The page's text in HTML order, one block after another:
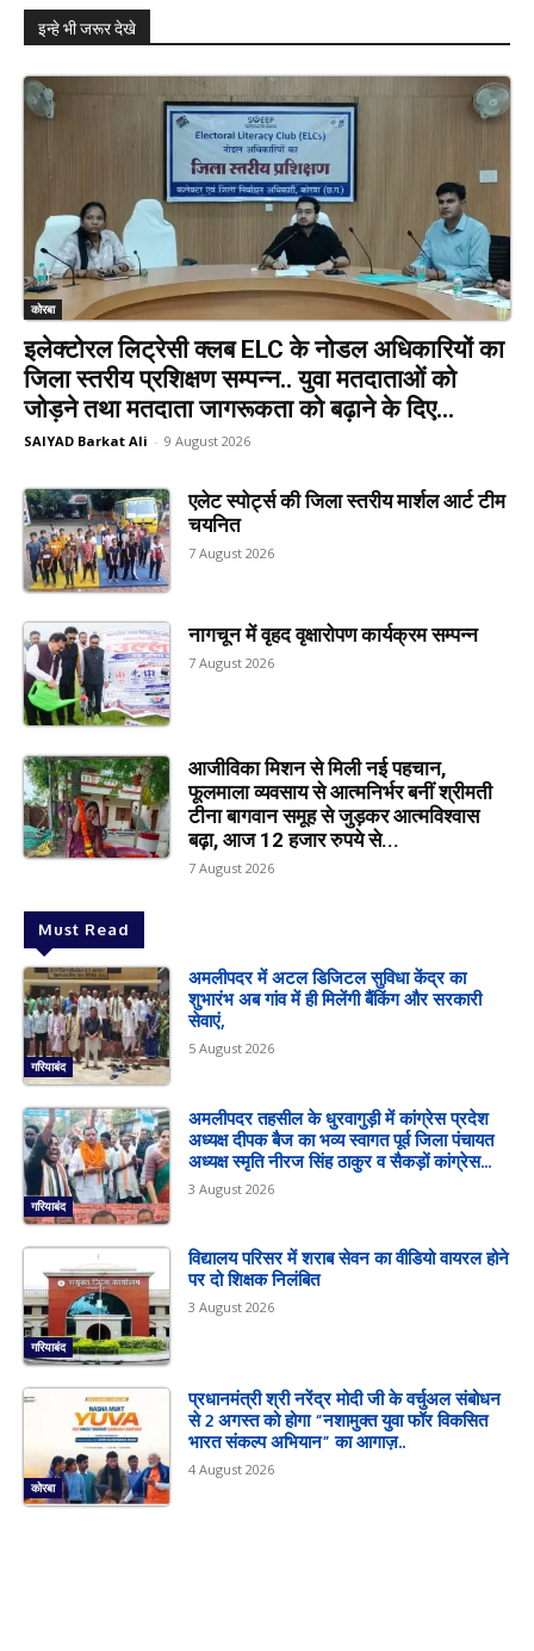
इन्हे भी जरूर देखे
कोरबा
इलेक्टोरल लिट्रेसी क्लब ELC के नोडल अधिकारियों का
जिला स्तरीय प्रशिक्षण सम्पन्न.. युवा मतदाताओं को
जोड़ने तथा मतदाता जागरूकता को बढ़ाने के दिए...
SAIYAD Barkat Ali - 9 August 2026
एलेट स्पोर्ट्स की जिला स्तरीय मार्शल आर्ट टीम
चयनित
7 August 2026
नागचून में वृहद वृक्षारोपण कार्यक्रम सम्पन्न
7 August 2026
आजीविका मिशन से मिली नई पहचान,
फूलमाला व्यवसाय से आत्मनिर्भर बनीं श्रीमती
टीना बागवान समूह से जुड़कर आत्मविश्वास
बढ़ा, आज 12 हजार रुपये से...
7 August 2026
Must Read
गरियाबंद
अमलीपदर में अटल डिजिटल सुविधा केंद्र का
शुभारंभ अब गांव में ही मिलेंगी बैंकिंग और सरकारी
सेवाएं,
5 August 2026
गरियाबंद
अमलीपदर तहसील के धुरवागुड़ी में कांग्रेस प्रदेश
अध्यक्ष दीपक बैज का भव्य स्वागत पूर्व जिला पंचायत
अध्यक्ष स्मृति नीरज सिंह ठाकुर व सैकड़ों कांग्रेस...
3 August 2026
गरियाबंद
विद्यालय परिसर में शराब सेवन का वीडियो वायरल होने
पर दो शिक्षक निलंबित
3 August 2026
कोरबा
प्रधानमंत्री श्री नरेंद्र मोदी जी के वर्चुअल संबोधन
से 2 अगस्त को होगा “नशामुक्त युवा फॉर विकसित
भारत संकल्प अभियान” का आगाज़..
4 August 2026